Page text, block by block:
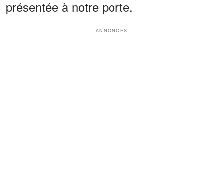
présentée à notre porte.
ANNONCES